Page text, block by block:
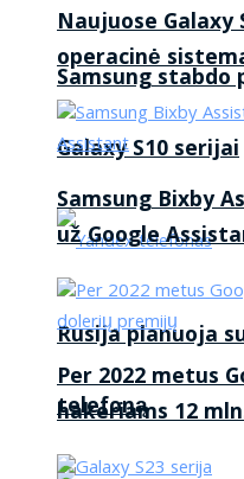
Samsung
Galaxy S10 serijai
Rusija planuoja
telefoną
Naujuose Galaxy
operacinė
Samsung Bixby
už Google
Per 2022 metus
hakeriams 12